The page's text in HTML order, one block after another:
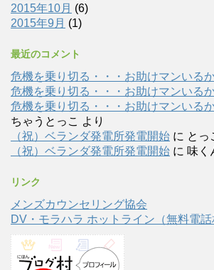
2015年10月 (6)
2015年9月 (1)
最近のコメント
危機を乗り切る・・・お助けマンいる
危機を乗り切る・・・お助けマンいる
危機を乗り切る・・・お助けマンいる
ちゃうとっこ より
（祝）ベランダ発電所発電開始 に とっ
（祝）ベランダ発電所発電開始 に 味く
リンク
メンズカウンセリング協会
DV・モラハラ ホットライン（無料電話